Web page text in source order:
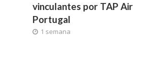
vinculantes por TAP Air
Portugal
1 semana